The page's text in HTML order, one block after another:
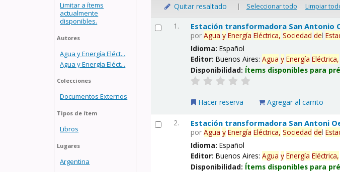
Limitar a ítems
actualmente
disponibles.
Autores
Agua y Energía Eléct...
Agua y Energía Eléct...
Colecciones
Documentos Externos
Tipos de ítem
Libros
Lugares
Argentina
Quitar resaltado | Seleccionar todo Limpiar
1. Estación transformadora San Antonio
porAgua y Energía Eléctrica, Sociedad del
Idioma:Español
Editor:Buenos Aires:Agua y Energía Eléctrica,
Disponibilidad: Ítems disponibles para
Hacer reserva Agregar al carrito
2. Estación transformadora San Antoni
porAgua y Energía Eléctrica, Sociedad del
Idioma:Español
Editor:Buenos Aires:Agua y Energía Eléctrica,
Disponibilidad: Ítems disponibles para